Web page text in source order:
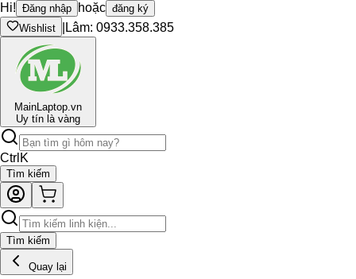
Hi! Đăng nhập hoặc đăng ký
Wishlist
Lâm: 0933.358.385
MainLaptop.vn
Uy tín là vàng
Ctrl K
Tìm kiếm
Tìm kiếm
Quay lại